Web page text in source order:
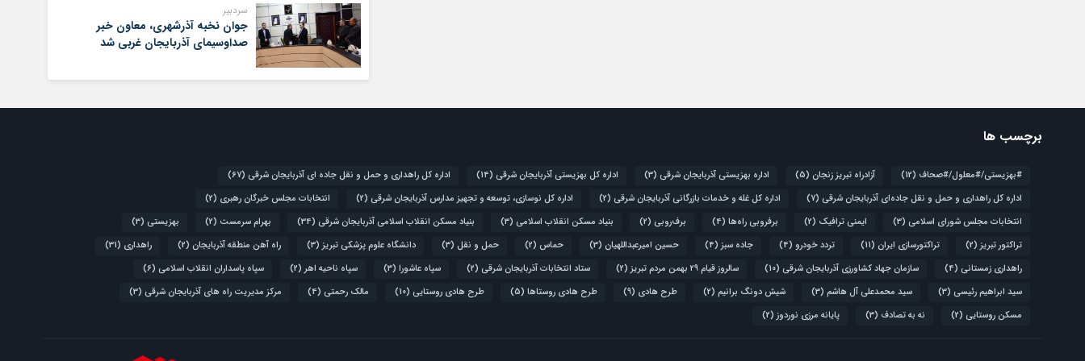
سردبیر
جوان نخبه آذرشهری، معاون خبر
صداوسیمای آذربایجان غربی شد
برچسب ها
#بهزیستی/#معلول/#صحاف (12) آزادراه تبریز زنجان (5) اداره بهزیستی آذربایجان شرقی (3) اداره کل بهزیستی آذربایجان شرقی (14) اداره کل راهداری و حمل و نقل جاده ای آذربایجان شرقی (67)
اداره کل راهداری و حمل و نقل جاده‌ای آذربایجان شرقی (7) اداره کل غله و خدمات بازرگانی آذربایجان شرقی (2) اداره کل نوسازی، توسعه و تجهیز مدارس آذربایجان شرقی (2) انتخابات مجلس خبرگان رهبری (2)
انتخابات مجلس شورای اسلامی (3) ایمنی ترافیک (2) برفروبی راه‌ها (4) برف‌روبی (2) بنیاد مسکن انقلاب اسلامی (3) بنیاد مسکن انقلاب اسلامی آذربایجان شرقی (34) بهرام سرمست (2) بهزیستی (3)
تراکتور تبریز (2) تراکتورسازی ایران (11) تردد خودرو (4) جاده سبز (4) حسین امیرعبداللهیان (3) حماس (2) حمل و نقل (3) دانشگاه علوم پزشکی تبریز (3) راه آهن منطقه آذربایجان (2) راهداری (31)
راهداری زمستانی (4) سازمان جهاد کشاورزی آذربایجان شرقی (10) سالروز قیام ۲۹ بهمن مردم تبریز (2) ستاد انتخابات آذربایجان شرقی (2) سپاه عاشورا (3) سپاه ناحیه اهر (2) سپاه پاسداران انقلاب اسلامی (6)
سید ابراهیم رئیسی (3) سید محمدعلی آل هاشم (3) شیش دونگ برانیم (2) طرح هادی (9) طرح هادی روستاها (5) طرح هادی روستایی (10) مالک رحمتی (4) مرکز مدیریت راه های آذربایجان شرقی (3)
مسکن روستایی (2) نه به تصادف (3) پایانه مرزی نوردوز (2)